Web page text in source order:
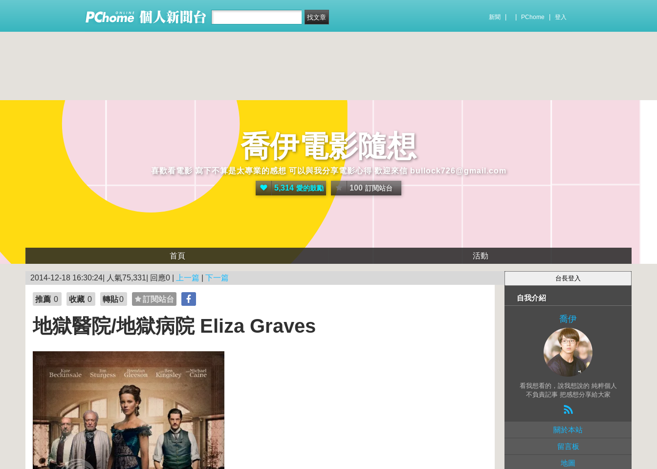
新聞 PChome 登入
喬伊電影隨想
喜歡看電影 寫下不算是太專業的感想 可以與我分享電影心得 歡迎來信 bullock726@gmail.com
5,314 愛的鼓勵 100 訂閱站台
首頁 活動
2014-12-18 16:30:24| 人氣75,331| 回應0 | 上一篇 下一篇
推薦 0 收藏 0 轉貼0 訂閱站台
地獄醫院/地獄病院 Eliza Graves
自我介紹
喬伊
看我想看的，說我想說的 純粹個人
不負責記事 把感想分享給大家
關於本站
留言板
地圖